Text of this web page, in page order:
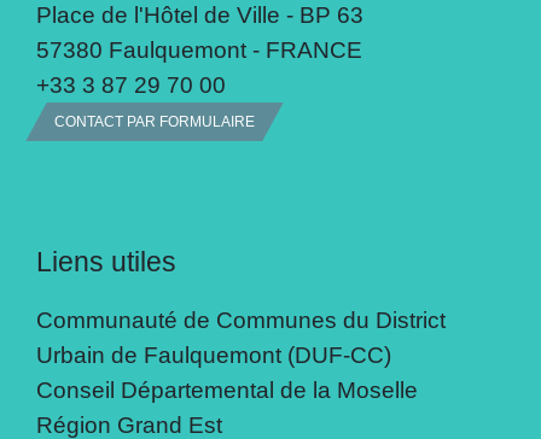
Place de l'Hôtel de Ville - BP 63
57380 Faulquemont - FRANCE
+33 3 87 29 70 00
CONTACT PAR FORMULAIRE
Liens utiles
Communauté de Communes du District
Urbain de Faulquemont (DUF-CC)
Conseil Départemental de la Moselle
Région Grand Est